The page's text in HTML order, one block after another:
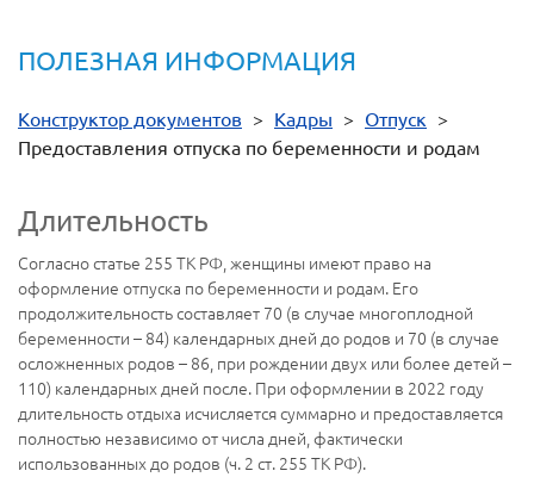
ПОЛЕЗНАЯ ИНФОРМАЦИЯ
Конструктор документов > Кадры > Отпуск >
Предоставления отпуска по беременности и родам
Длительность
Согласно статье 255 ТК РФ, женщины имеют право на
оформление отпуска по беременности и родам. Его
продолжительность составляет 70 (в случае многоплодной
беременности – 84) календарных дней до родов и 70 (в случае
осложненных родов – 86, при рождении двух или более детей –
110) календарных дней после. При оформлении в 2022 году
длительность отдыха исчисляется суммарно и предоставляется
полностью независимо от числа дней, фактически
использованных до родов (ч. 2 ст. 255 ТК РФ).